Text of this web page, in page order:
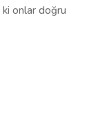
ki onlar doğru